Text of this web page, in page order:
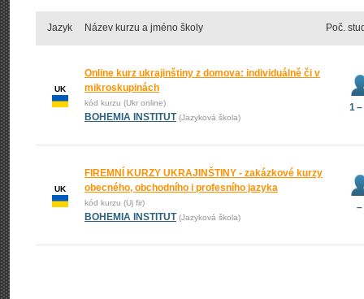
Jazyk Název kurzu a jméno školy Poč.
UK
Online kurz ukrajinštiny z domova: individuálně či v
mikroskupinách
kód kurzu (Ukr online)
BOHEMIA INSTITUT (Jazyková škola)
1
UK
FIREMNÍ KURZY UKRAJINŠTINY - zakázkové kurzy
obecného, obchodního i profesního jazyka
kód kurzu (Uj fir)
BOHEMIA INSTITUT (Jazyková škola)
–